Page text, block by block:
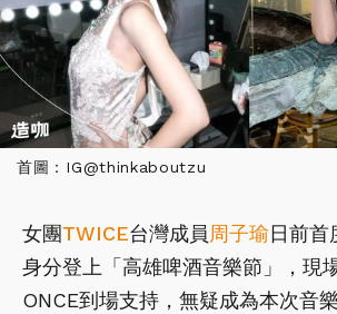
首圖：IG@thinkaboutzu
女團TWICE台灣成員周子瑜日前首
身分登上「高雄啤酒音樂節」，現
ONCE到場支持，無疑成為本次音